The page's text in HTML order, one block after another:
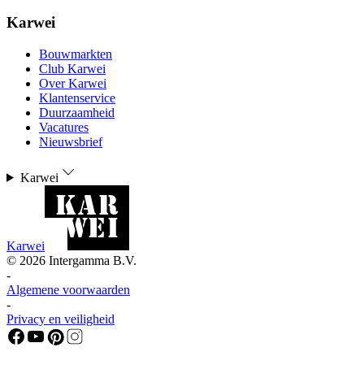
Karwei
Bouwmarkten
Club Karwei
Over Karwei
Klantenservice
Duurzaamheid
Vacatures
Nieuwsbrief
Karwei
Karwei
© 2026 Intergamma B.V.
-
Algemene voorwaarden
-
Privacy en veiligheid